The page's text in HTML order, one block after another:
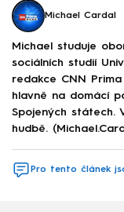
Michael Cardal
Michael studuje
sociálních studií
redakce CNN
hlavně na domácí
Spojených státech.
hudbě.
Pro tento článek